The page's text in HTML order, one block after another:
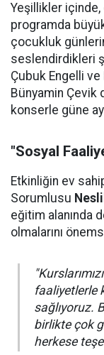
Yeşillikler
programda
çocukluk
seslendirdikleri
Çubuk Engelli ve
Bünyamin Çevik
konserle güne
"Sosyal
Etkinliğin ev
Sorumlusu
eğitim alanında
olmalarını
faaliyetlerle
sağlıyoruz.
birlikte çok
herkese